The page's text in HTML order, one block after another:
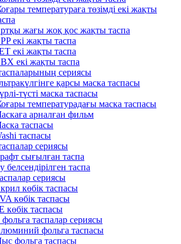
температураға төзімді екі жақты
жағы жоқ қос жақты таспа
екі жақты таспа
екі жақты таспа
екі жақты таспа
сериясы
қарсы маска таспасы
түсті маска таспасы
температурадағы маска таспасы
арналған фильм
таспасы
таспасы
сериясы
сығылған таспа
белсендірілген таспа
сериясы
көбік таспасы
көбік таспасы
көбік таспасы
таспалар сериясы
фольга таспасы
фольга таспасы